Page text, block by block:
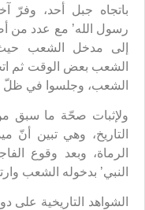
باتجاه جبل أحد، وفرّ
رسول الله’ مع عدد من
إلى مدخل الشعب حيث
الشعب بعض الوقت ثم
الشعب، وجلسوا في ظلّ
ولإثبات صحّة ما سبق
التاريخ، وهي تبين أنّ
الرماة، وبعد وقوع
النبي’ بدخوله الشعب
الشواهد التاريخية على